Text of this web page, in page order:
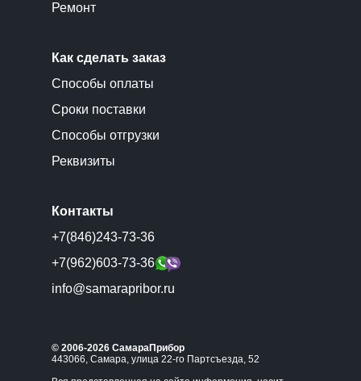
Ремонт
Как сделать заказ
Способы оплаты
Сроки поставки
Способы отгрузки
Реквизиты
Контакты
+7(846)243-73-36
+7(962)603-73-36
info@samarapribor.ru
© 2006-2026 СамараПрибор
443066, Самара, улица 22-го Партсъезда, 52